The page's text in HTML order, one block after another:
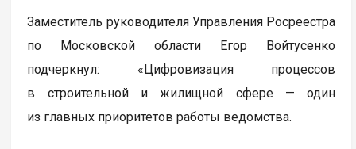
Заместитель руководителя Управления Росреестра
по Московской области Егор Войтусенко
подчеркнул: «Цифровизация процессов
в строительной и жилищной сфере — один
из главных приоритетов работы ведомства.